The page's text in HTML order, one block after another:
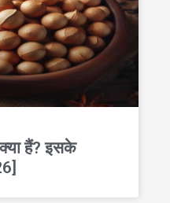
हैं? इसके